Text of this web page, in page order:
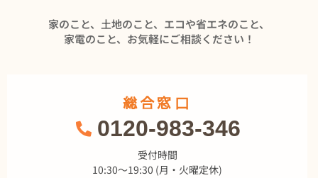
家のこと、土地のこと、エコや省エネのこと、
家電のこと、お気軽にご相談ください！
総合窓口
0120-983-346
受付時間
10:30～19:30 (月・火曜定休)